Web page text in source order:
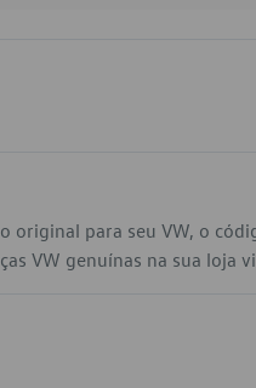
original para seu VW, o
VW genuínas na sua loja